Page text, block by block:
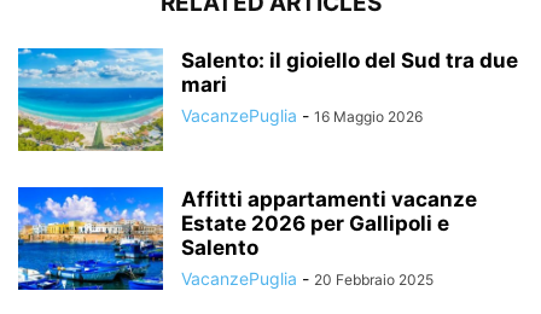
Salento: il gioiello del Sud tra due
mari
VacanzePuglia - 16 Maggio 2026
Affitti appartamenti vacanze
Estate 2026 per Gallipoli e
Salento
VacanzePuglia - 20 Febbraio 2025